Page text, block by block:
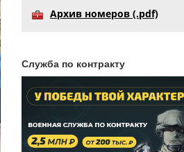
Архив номеров (.pdf)
Служба по контракту